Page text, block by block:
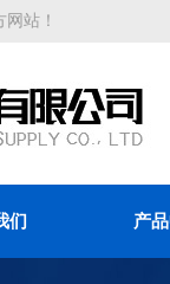
站！
们 产